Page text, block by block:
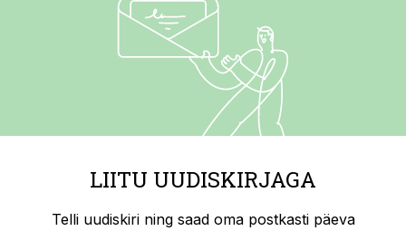
LIITU UUDISKIRJAGA
Telli uudiskiri ning saad oma postkasti päeva